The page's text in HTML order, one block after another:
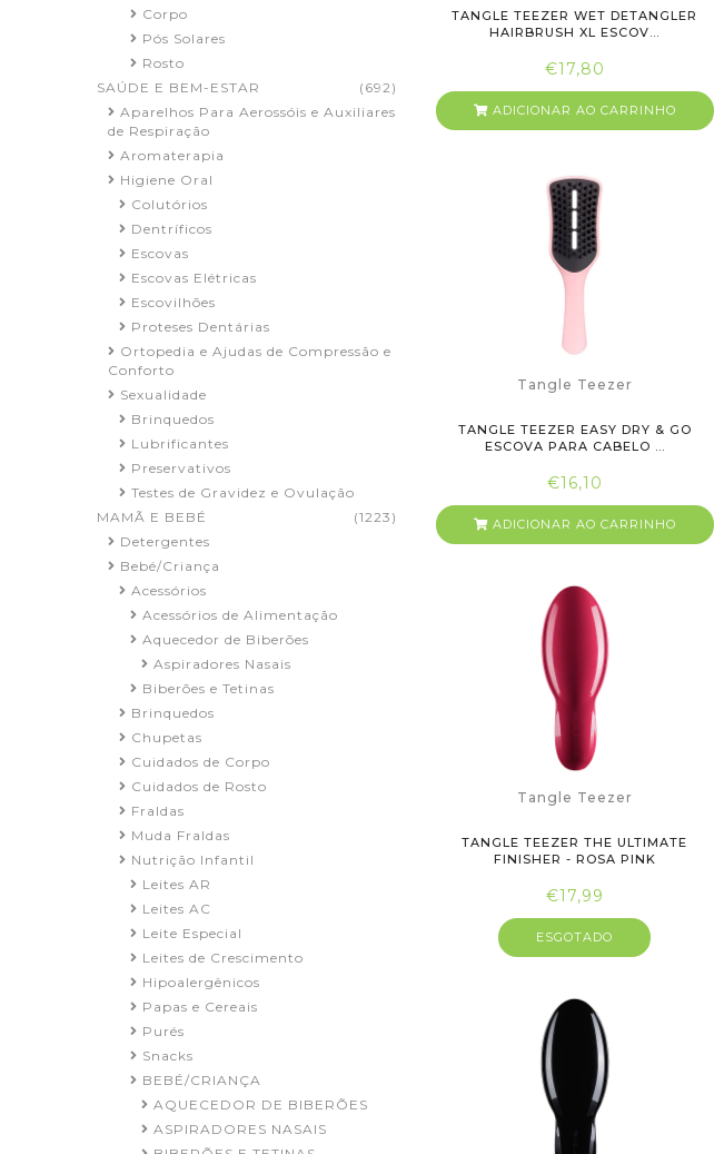
Corpo
Pós Solares
Rosto
SAÚDE E BEM-ESTAR
(692)
Aparelhos Para Aerossóis e Auxiliares
de Respiração
Aromaterapia
Higiene Oral
Colutórios
Dentríficos
Escovas
Escovas Elétricas
Escovilhões
Proteses Dentárias
Ortopedia e Ajudas de Compressão e
Conforto
Sexualidade
Brinquedos
Lubrificantes
Preservativos
Testes de Gravidez e Ovulação
MAMÃ E BEBÉ
(1223)
Detergentes
Bebé/Criança
Acessórios
Acessórios de Alimentação
Aquecedor de Biberões
Aspiradores Nasais
Biberões e Tetinas
Brinquedos
Chupetas
Cuidados de Corpo
Cuidados de Rosto
Fraldas
Muda Fraldas
Nutrição Infantil
Leites AR
Leites AC
Leite Especial
Leites de Crescimento
Hipoalergênicos
Papas e Cereais
Purés
Snacks
BEBÉ/CRIANÇA
AQUECEDOR DE BIBERÕES
ASPIRADORES NASAIS
TANGLE TEEZER WET DETANGLER
HAIRBRUSH XL ESCOV...
€17,80
ADICIONAR AO CARRINHO
Tangle Teezer
TANGLE TEEZER EASY DRY & GO
ESCOVA PARA CABELO ...
€16,10
ADICIONAR AO CARRINHO
Tangle Teezer
TANGLE TEEZER THE ULTIMATE
FINISHER - ROSA PINK
€17,99
ESGOTADO